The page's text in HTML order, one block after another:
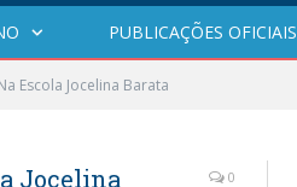
PUBLICAÇÕES OFICIAIS
Escola Jocelina Barata
Jocelina
0